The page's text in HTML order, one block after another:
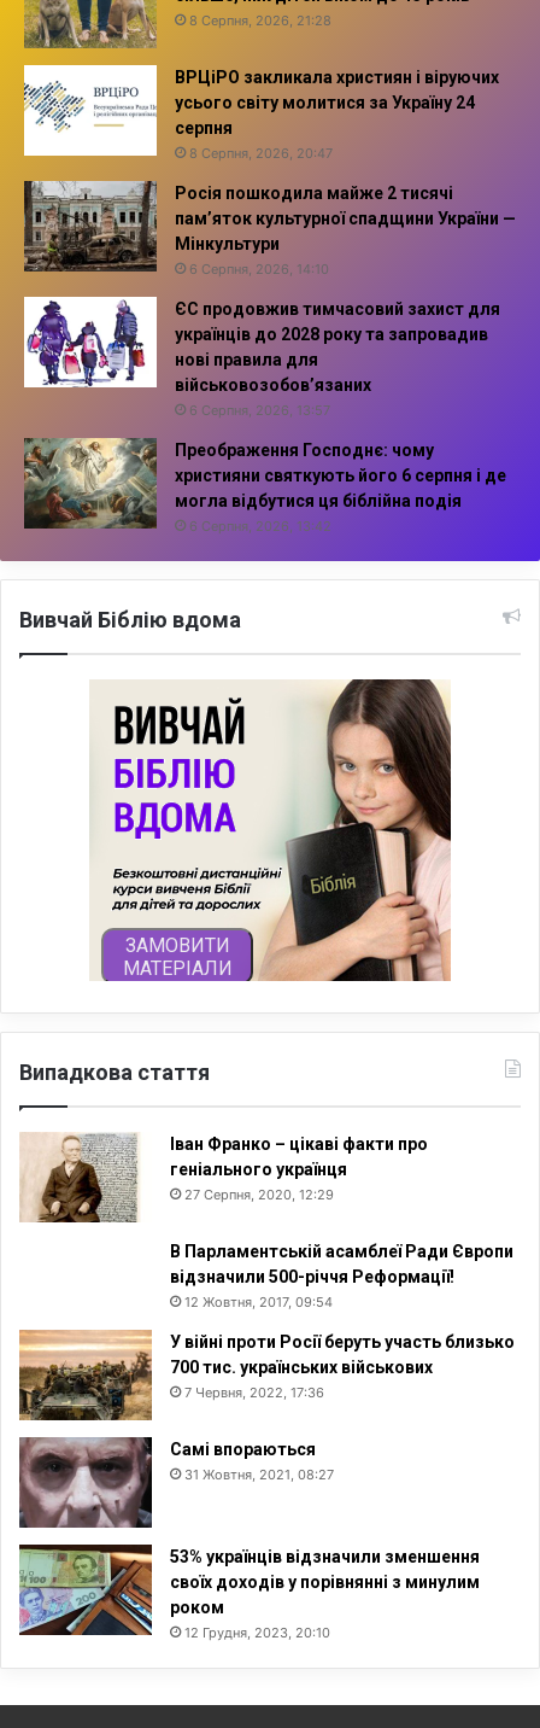
8 Серпня, 2026, 21:28
ВРЦіРО закликала християн і віруючих
усього світу молитися за Україну 24
серпня
8 Серпня, 2026, 20:47
Росія пошкодила майже 2 тисячі
пам’яток культурної спадщини України —
Мінкультури
6 Серпня, 2026, 14:10
ЄС продовжив тимчасовий захист для
українців до 2028 року та запровадив
нові правила для
військовозобов’язаних
6 Серпня, 2026, 13:57
Преображення Господнє: чому
християни святкують його 6 серпня і де
могла відбутися ця біблійна подія
6 Серпня, 2026, 13:42
Вивчай Біблію вдома
Випадкова стаття
Іван Франко – цікаві факти про
геніального українця
27 Серпня, 2020, 12:29
В Парламентській асамблеї Ради Європи
відзначили 500-річчя Реформації!
12 Жовтня, 2017, 09:54
У війні проти Росії беруть участь близько
700 тис. українських військових
7 Червня, 2022, 17:36
Самі впораються
31 Жовтня, 2021, 08:27
53% українців відзначили зменшення
своїх доходів у порівнянні з минулим
роком
12 Грудня, 2023, 20:10